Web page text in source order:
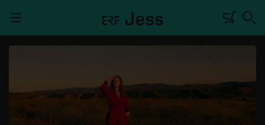
TALKWERK
REPORTAGE